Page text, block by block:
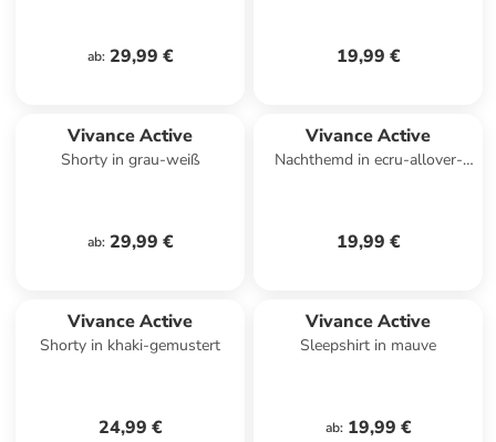
ab: 29,99 € 19,99 €
Vivance Active
Shorty in grau-weiß
ab: 29,99 €
Vivance Active
Nachthemd in ecru-allover-
19,99 €
Vivance Active
Shorty in khaki-gemustert
24,99 €
Vivance Active
Sleepshirt in mauve
ab: 19,99 €